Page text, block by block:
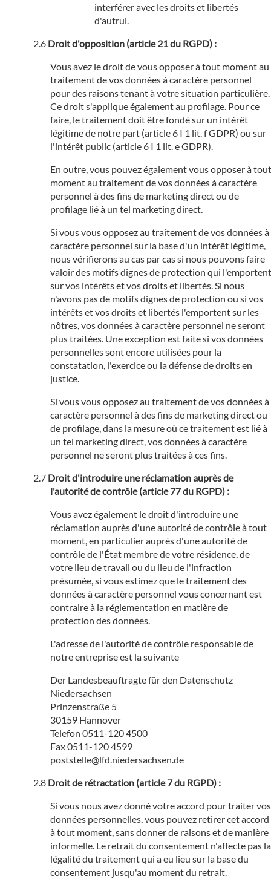
interférer avec les droits et libertés
d'autrui.
Droit d'opposition (article 21 du RGPD) :
Vous avez le droit de vous opposer à tout moment au
traitement de vos données à caractère personnel
pour des raisons tenant à votre situation particulière.
Ce droit s'applique également au profilage. Pour ce
faire, le traitement doit être fondé sur un intérêt
légitime de notre part (article 6 I 1 lit. f GDPR) ou sur
l'intérêt public (article 6 I 1 lit. e GDPR).
En outre, vous pouvez également vous opposer à tout
moment au traitement de vos données à caractère
personnel à des fins de marketing direct ou de
profilage lié à un tel marketing direct.
Si vous vous opposez au traitement de vos données à
caractère personnel sur la base d'un intérêt légitime,
nous vérifierons au cas par cas si nous pouvons faire
valoir des motifs dignes de protection qui l'emportent
sur vos intérêts et vos droits et libertés. Si nous
n'avons pas de motifs dignes de protection ou si vos
intérêts et vos droits et libertés l'emportent sur les
nôtres, vos données à caractère personnel ne seront
plus traitées. Une exception est faite si vos données
personnelles sont encore utilisées pour la
constatation, l'exercice ou la défense de droits en
justice.
Si vous vous opposez au traitement de vos données à
caractère personnel à des fins de marketing direct ou
de profilage, dans la mesure où ce traitement est lié à
un tel marketing direct, vos données à caractère
personnel ne seront plus traitées à ces fins.
Droit d'introduire une réclamation auprès de
l'autorité de contrôle (article 77 du RGPD) :
Vous avez également le droit d'introduire une
réclamation auprès d'une autorité de contrôle à tout
moment, en particulier auprès d'une autorité de
contrôle de l'État membre de votre résidence, de
votre lieu de travail ou du lieu de l'infraction
présumée, si vous estimez que le traitement des
données à caractère personnel vous concernant est
contraire à la réglementation en matière de
protection des données.
L'adresse de l'autorité de contrôle responsable de
notre entreprise est la suivante
Der Landesbeauftragte für den Datenschutz
Niedersachsen
Prinzenstraße 5
30159 Hannover
Telefon 0511-120 4500
Fax 0511-120 4599
poststelle@lfd.niedersachsen.de
Droit de rétractation (article 7 du RGPD) :
Si vous nous avez donné votre accord pour traiter vos
données personnelles, vous pouvez retirer cet accord
à tout moment, sans donner de raisons et de manière
informelle. Le retrait du consentement n'affecte pas la
légalité du traitement qui a eu lieu sur la base du
consentement jusqu'au moment du retrait.